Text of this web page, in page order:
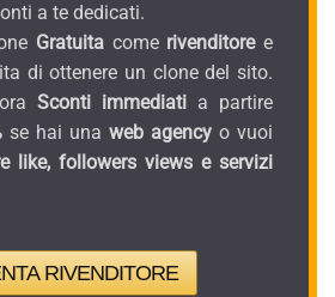
a te dedicati.
Gratuitacomerivenditoree
di ottenere un clone del sito.
Sconti immediati a partire
se hai una web agency o vuoi
like, followers views e servizi
RIVENDITORE